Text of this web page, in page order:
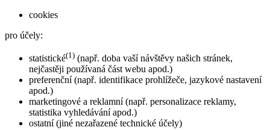
cookies
pro účely:
statistické(1) (např. doba vaší návštěvy našich stránek,
nejčastěji používaná část webu apod.)
preferenční (např. identifikace prohlížeče, jazykové nastavení
apod.)
marketingové a reklamní (např. personalizace reklamy,
statistika vyhledávání apod.)
ostatní (jiné nezařazené technické účely)